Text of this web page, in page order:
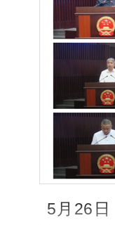
5月26日